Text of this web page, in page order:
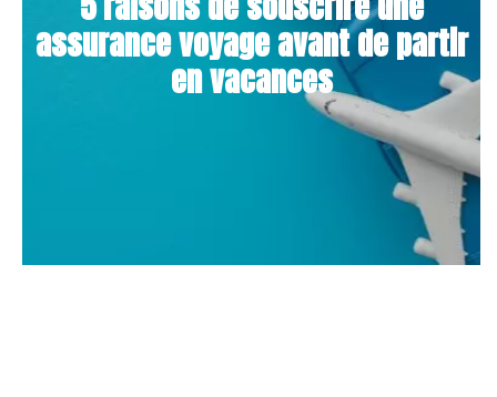
assurance voyage avant de partir
en vacances